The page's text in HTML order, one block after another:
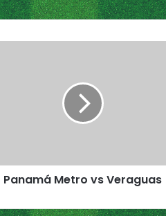
Panamá Metro vs Veraguas